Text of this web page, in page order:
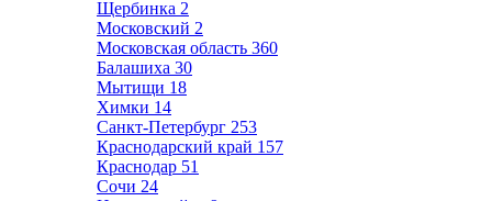
Щербинка 2
Московский 2
Московская область 360
Балашиха 30
Мытищи 18
Химки 14
Санкт-Петербург 253
Краснодарский край 157
Краснодар 51
Сочи 24